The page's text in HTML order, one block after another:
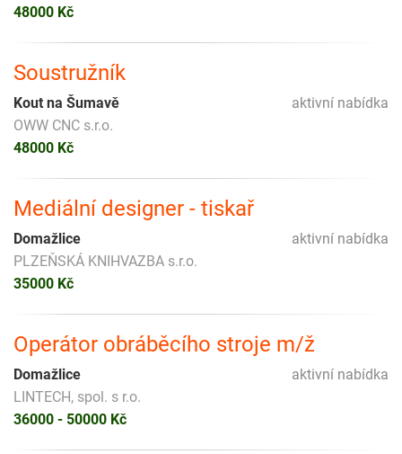
48000 Kč
Soustružník
aktivní nabídka
Kout na Šumavě
OWW CNC s.r.o.
48000 Kč
Mediální designer - tiskař
aktivní nabídka
Domažlice
PLZEŇSKÁ KNIHVAZBA s.r.o.
35000 Kč
Operátor obráběcího stroje m/ž
aktivní nabídka
Domažlice
LINTECH, spol. s r.o.
36000 - 50000 Kč